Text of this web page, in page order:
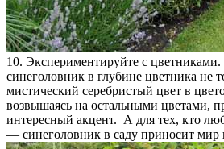
10. Экспериментируйте с
синеголовник в глубине цветника не
мистический серебристый цвет в
возвышаясь на остальными цветами,
интересный акцент. А для тех, кто
— синеголовник в саду приносит мир